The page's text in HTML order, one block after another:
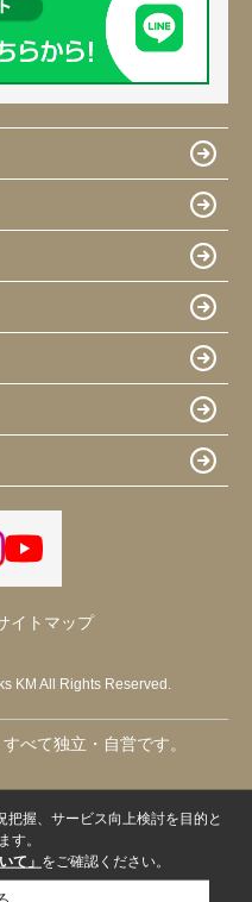
イトマップ
KM All Rights Reserved.
べて独立・自営です。
握、サービス向上検討を目的と
す。
て」 をご確認ください。